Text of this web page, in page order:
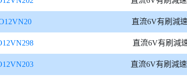
直流6V有刷減
直流6V有刷減
直流6V有刷減